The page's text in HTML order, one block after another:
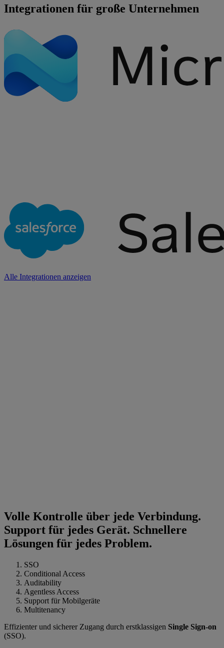
Integrationen für große Unternehmen
Alle Integrationen anzeigen
Volle Kontrolle über jede Verbindung.
Support für jedes Gerät. Schnellere
Lösungen für jedes Problem.
SSO
Conditional Access
Auditability
Agentless Access
Support für Mobilgeräte
Multitenancy
Effizienter und sicherer Zugang durch erstklassigen Single Sign-on
(SSO).